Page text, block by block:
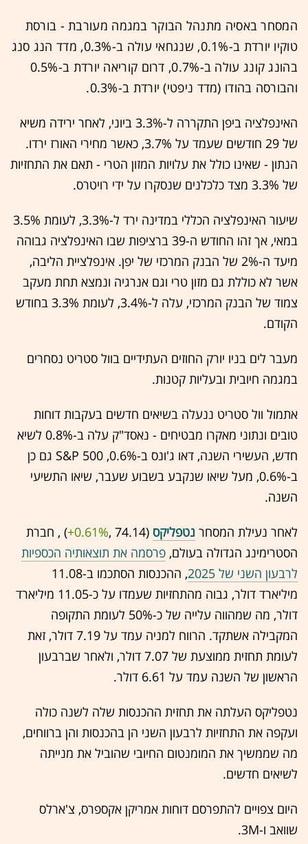
המסחר באסיה מתנהל הבוקר במגמה מעורבת - בורסת
טוקיו יורדת ב-0.1%, שנגחאי עולה ב-0.3%, מדד הנג סנג
בהונג קונג עולה ב-0.7%, דרום קוריאה יורדת ב-0.5%
והבורסה בהודו (מדד ניפטי) יורדת ב-0.3%.
האינפלציה ביפן התקררה ל-3.3% ביוני, לאחר ירידה משיא
של 29 חודשים שעמד על 3.7%, כאשר מחירי האורז ירדו.
הנתון - שאינו כולל את עלויות המזון הטרי - תאם את התחזיות
של 3.3% מצד כלכלנים שנסקרו על ידי רויטרס.
שיעור האינפלציה הכללי במדינה ירד ל-3.3%, לעומת 3.5%
במאי, אך זהו החודש ה-39 ברציפות שבו האינפלציה גבוהה
מיעד ה-2% של הבנק המרכזי של יפן. אינפלציית הליבה,
אשר לא כוללת גם מזון טרי וגם אנרגיה ונמצא תחת מעקב
צמוד של הבנק המרכזי, עלה ל-3.4%, לעומת 3.3% בחודש
הקודם.
מעבר לים בניו יורק החוזים העתידיים בוול סטריט נסחרים
במגמה חיובית ובעליות קטנות.
אתמול וול סטריט ננעלה בשיאים חדשים בעקבות דוחות
טובים ונתוני מאקרו מבטיחים - נאסד"ק עלה ב-0.8% לשיא
חדש, העשירי השנה, דאו ג'ונס ב-0.6%, S&P 500 גם כן
ב-0.6%, מעל שיאו שנקבע בשבוע שעבר, שיאו התשיעי
השנה.
לאחר נעילת המסחר נטפליקס (74.14 ,‎
+0.61%‏) , חברת
הסטרימינג הגדולה בעולם, פרסמה את תוצאותיה הכספיות
לרבעון השני של 2025
, ההכנסות הסתכמו ב-11.08
מיליארד דולר, גבוה מהתחזיות שעמדו על כ-11.05 מיליארד
דולר, מה שמהווה עלייה של כ-50% לעומת התקופה
המקבילה אשתקד. הרווח למניה עמד על 7.19 דולר, זאת
לעומת תחזית ממוצעת של 7.07 דולר, ולאחר שברבעון
הראשון של השנה עמד על 6.61 דולר.
נטפליקס העלתה את תחזית ההכנסות שלה לשנה כולה
ועקפה את התחזיות לרבעון השני הן בהכנסות והן ברווחים,
מה שממשיך את המומנטום החיובי שהוביל את מנייתה
לשיאים חדשים.
היום צפויים להתפרסם דוחות אמריקן אקספרס, צ'ארלס
שוואב ו-3M.